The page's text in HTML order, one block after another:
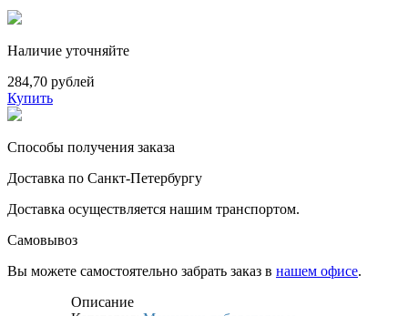
Наличие уточняйте
284,70 рублей
Купить
Способы получения заказа
Доставка по Санкт-Петербургу
Доставка осуществляется нашим транспортом.
Самовывоз
Вы можете самостоятельно забрать заказ в нашем офисе.
Описание